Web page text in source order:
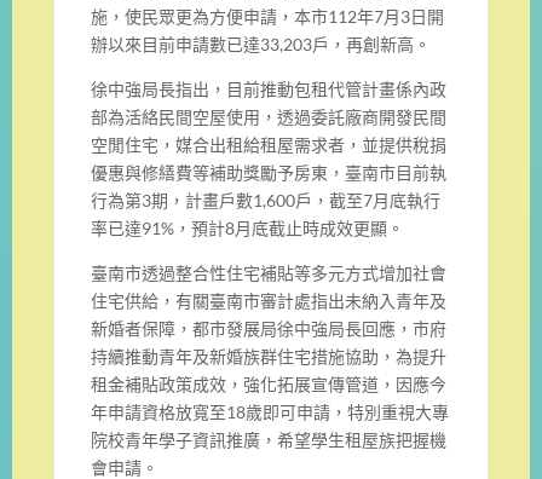
施，使民眾更為方便申請，本市112年7月3日開
辦以來目前申請數已達33,203戶，再創新高。
徐中強局長指出，目前推動包租代管計畫係內政
部為活絡民間空屋使用，透過委託廠商開發民間
空閒住宅，媒合出租給租屋需求者，並提供稅捐
優惠與修繕費等補助獎勵予房東，臺南市目前執
行為第3期，計畫戶數1,600戶，截至7月底執行
率已達91%，預計8月底截止時成效更顯。
臺南市透過整合性住宅補貼等多元方式增加社會
住宅供給，有關臺南市審計處指出未納入青年及
新婚者保障，都市發展局徐中強局長回應，市府
持續推動青年及新婚族群住宅措施協助，為提升
租金補貼政策成效，強化拓展宣傳管道，因應今
年申請資格放寬至18歲即可申請，特別重視大專
院校青年學子資訊推廣，希望學生租屋族把握機
會申請。